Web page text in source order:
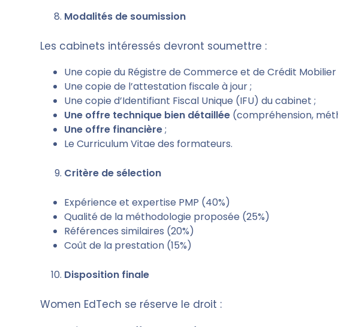
Modalités de soumission
Les cabinets intéressés devront soumettre :
Une copie du Régistre de Commerce et de Crédit Mobilier
Une copie de l’attestation fiscale à jour ;
Une copie d’Identifiant Fiscal Unique (IFU) du cabinet ;
Une offre technique bien détaillée (compréhension,
Une offre financière;
Le Curriculum Vitae des formateurs.
Critère de sélection
Expérience et expertise PMP (40%)
Qualité de la méthodologie proposée (25%)
Références similaires (20%)
Coût de la prestation (15%)
Disposition finale
Women EdTech se réserve le droit :